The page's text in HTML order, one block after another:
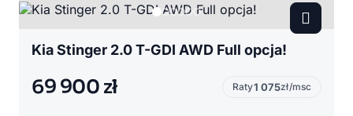
Kia Stinger 2.0 T-GDI AWD Full opcja!
69 900 zł Raty1 075zł/msc